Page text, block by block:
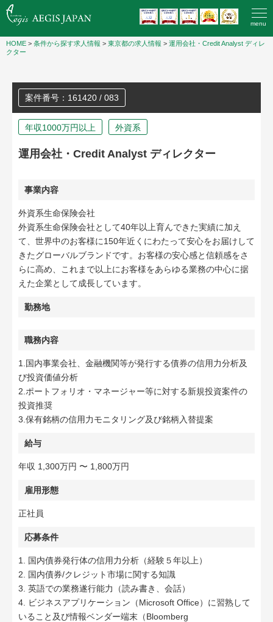
menu
HOME > 条件から探す求人情報 > 東京都の求人情報 > 運用会社・Credit Analyst ディレ
クター
案件番号：161420 / 083
年収1000万円以上 外資系
運用会社・Credit Analyst ディレクター
事業内容
外資系生命保険会社
外資系生命保険会社として40年以上育んできた実績に加え
て、世界中のお客様に150年近くにわたって安心をお届けして
きたグローバルブランドです。お客様の安心感と信頼感をさ
らに高め、これまで以上にお客様をあらゆる業務の中心に据
えた企業として成長しています。
勤務地
職務内容
1.国内事業会社、金融機関等が発行する債券の信用力分析及
び投資価値分析
2.ポートフォリオ・マネージャー等に対する新規投資案件の
投資推奨
3.保有銘柄の信用力モニタリング及び銘柄入替提案
給与
年収 1,300万円 〜 1,800万円
雇用形態
正社員
応募条件
1. 国内債券発行体の信用力分析（経験５年以上）
2. 国内債券/クレジット市場に関する知識
3. 英語での業務遂行能力（読み書き、会話）
4. ビジネスアプリケーション（Microsoft Office）に習熟して
いること及び情報ベンダー端末（Bloomberg